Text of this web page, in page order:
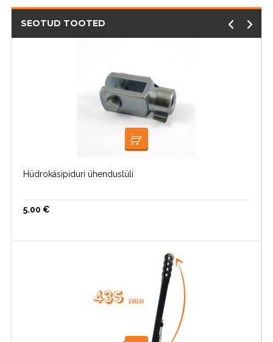
SEOTUD TOOTED
LISA KORVI
Hüdrokäsipiduri ühenduslüli
5.00 €